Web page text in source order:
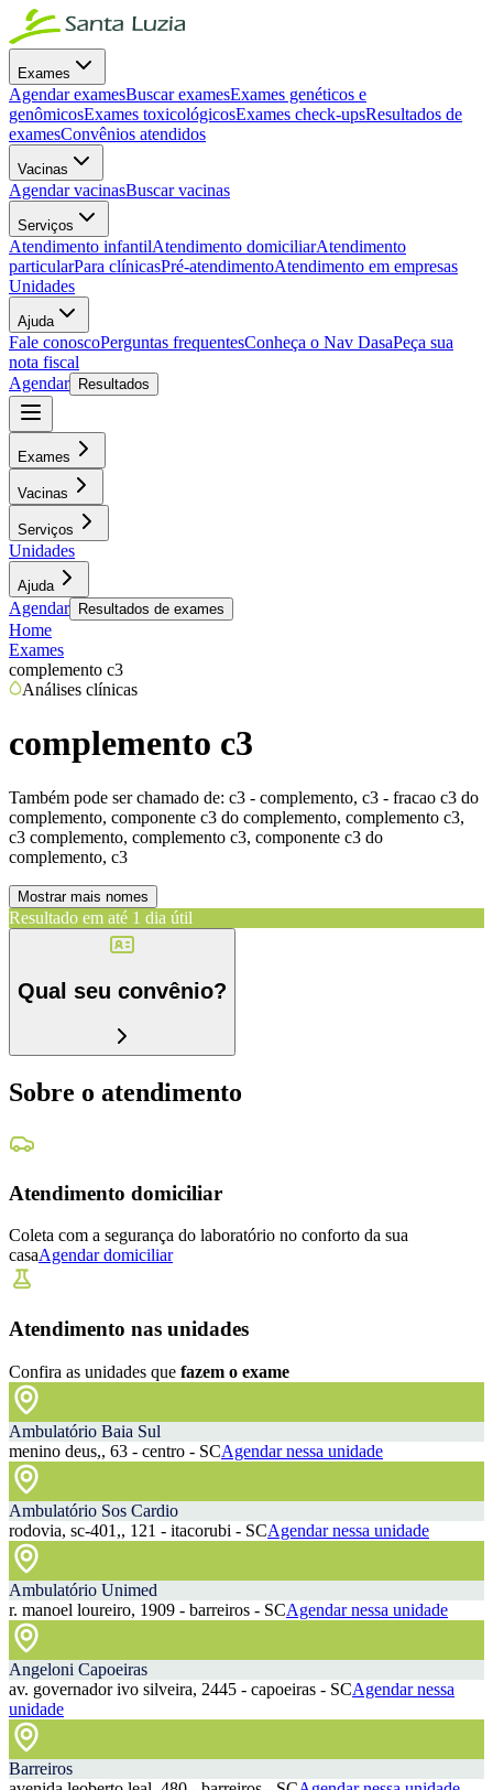
Exames
Agendar examesBuscar examesExames genéticos e
genômicosExames toxicológicosExames check-upsResultados de
examesConvênios atendidos
Vacinas
Agendar vacinasBuscar vacinas
Serviços
Atendimento infantilAtendimento domiciliarAtendimento
particularPara clínicasPré-atendimentoAtendimento em empresas
Unidades
Ajuda
Fale conoscoPerguntas frequentesConheça o Nav DasaPeça sua
nota fiscal
Agendar
Resultados
Exames
Vacinas
Serviços
Unidades
Ajuda
Agendar Resultados de exames
Home
Exames
complemento c3
Análises clínicas
complemento c3
Também pode ser chamado de: c3 - complemento, c3 - fracao c3 do
complemento, componente c3 do complemento, complemento c3,
c3 complemento, complemento c3, componente c3 do
complemento, c3
Mostrar mais nomes
Resultado em até 1 dia útil
Qual seu convênio?
Sobre o atendimento
Atendimento domiciliar
Coleta com a segurança do laboratório no conforto da sua
casaAgendar domiciliar
Atendimento nas unidades
Confira as unidades que fazem o exame
Ambulatório Baia Sul
menino deus,, 63 - centro - SCAgendar nessa unidade
Ambulatório Sos Cardio
rodovia, sc-401,, 121 - itacorubi - SCAgendar nessa unidade
Ambulatório Unimed
r. manoel loureiro, 1909 - barreiros - SCAgendar nessa unidade
Angeloni Capoeiras
av. governador ivo silveira, 2445 - capoeiras - SCAgendar nessa
unidade
Barreiros